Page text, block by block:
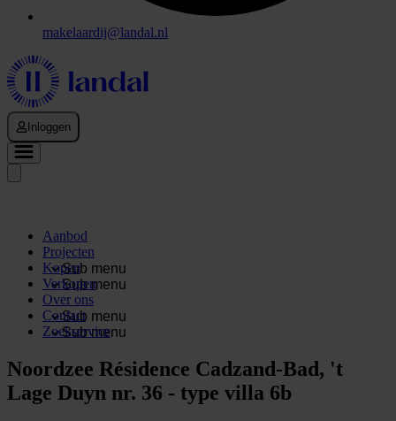
makelaardij@landal.nl
Inloggen
Aanbod
Projecten
Sub menu
Kopen
Sub menu
Verkopen
Over ons
Sub menu
Contact
Sub menu
Zoekservice
Noordzee Résidence Cadzand-Bad, 't
Lage Duyn nr. 36 - type villa 6b